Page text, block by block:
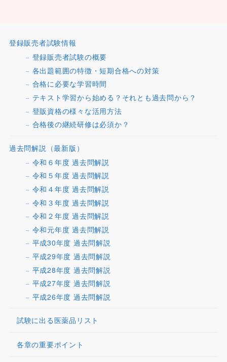
登録販売者試験情報
登録販売者試験の概要
各出題範囲の特徴・短期合格への対策
合格に必要な学習時間
テキスト学習から始める？それとも過去問から？
登販資格の様々な活用方法
合格後の継続研修は必須か？
過去問解説（最新版）
令和６年度 過去問解説
令和５年度 過去問解説
令和４年度 過去問解説
令和３年度 過去問解説
令和２年度 過去問解説
令和元年度 過去問解説
平成30年度 過去問解説
平成29年度 過去問解説
平成28年度 過去問解説
平成27年度 過去問解説
平成26年度 過去問解説
試験に出る医薬品リスト
各章の重要ポイント